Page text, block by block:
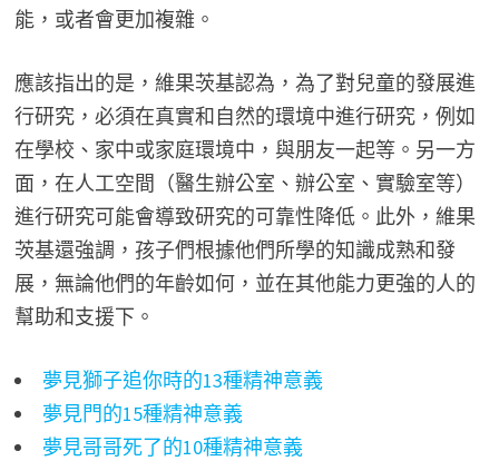
能，或者會更加複雜。
應該指出的是，維果茨基認為，為了對兒童的發展進
行研究，必須在真實和自然的環境中進行研究，例如
在學校、家中或家庭環境中，與朋友一起等。另一方
面，在人工空間（醫生辦公室、辦公室、實驗室等）
進行研究可能會導致研究的可靠性降低。此外，維果
茨基還強調，孩子們根據他們所學的知識成熟和發
展，無論他們的年齡如何，並在其他能力更強的人的
幫助和支援下。
夢見獅子追你時的13種精神意義
夢見門的15種精神意義
夢見哥哥死了的10種精神意義